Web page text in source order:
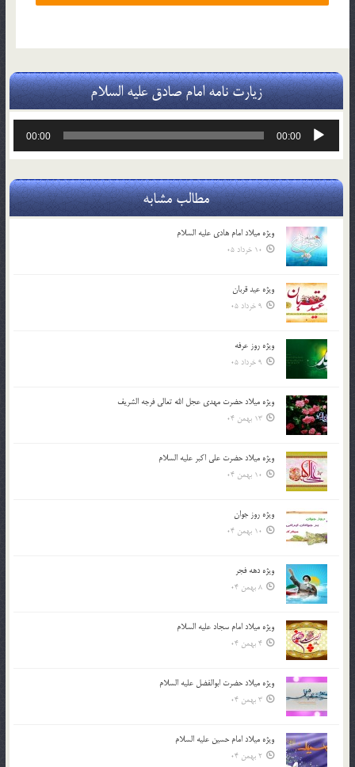
زیارت نامه امام صادق علیه السلام
پخش‌کننده
00:00
00:00
مطالب مشابه
ویژه میلاد امام هادی علیه السلام
10 خرداد 05
ویژه عید قربان
9 خرداد 05
ویژه روز عرفه
9 خرداد 05
ویژه میلاد حضرت مهدی عجل الله تعالی فرجه الشريف
13 بهمن 04
ویژه میلاد حضرت علی اکبر علیه السلام
10 بهمن 04
ویژه روز جوان
10 بهمن 04
ویژه دهه فجر
8 بهمن 04
ویژه میلاد امام سجاد علیه السلام
4 بهمن 04
ویژه میلاد حضرت ابوالفضل علیه السلام
3 بهمن 04
ویژه میلاد امام حسین علیه السلام
2 بهمن 04